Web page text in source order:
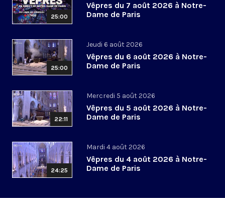
25:00
Vêpres du 7 août 2026 à Notre-
Dame de Paris
25:00
Jeudi 6 août 2026
Vêpres du 6 août 2026 à Notre-
Dame de Paris
22:11
Mercredi 5 août 2026
Vêpres du 5 août 2026 à Notre-
Dame de Paris
24:25
Mardi 4 août 2026
Vêpres du 4 août 2026 à Notre-
Dame de Paris